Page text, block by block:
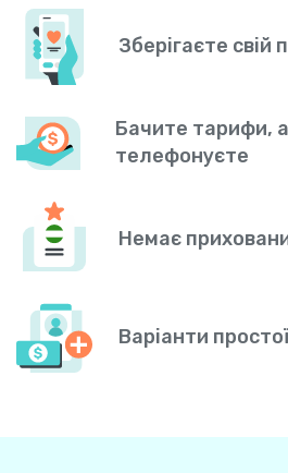
Зберігаєте
Бачите тарифи,
телефонуєте
Немає
Варіанти